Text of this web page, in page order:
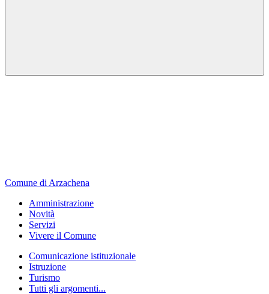
Comune di Arzachena
Amministrazione
Novità
Servizi
Vivere il Comune
Comunicazione istituzionale
Istruzione
Turismo
Tutti gli argomenti...